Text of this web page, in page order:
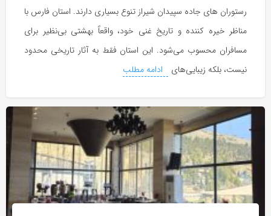
رستوران های جاده سپیدان شیراز تنوع بسیاری دارند. استان فارس با
مناظر خیره کننده و تاریخ غنی خود، واقعاً بهشتی بی‌نظیر برای
مسافران محسوب می‌شود. این استان فقط به آثار تاریخی محدود
نیست، بلکه زیبایی‌های
ادامه مطلب